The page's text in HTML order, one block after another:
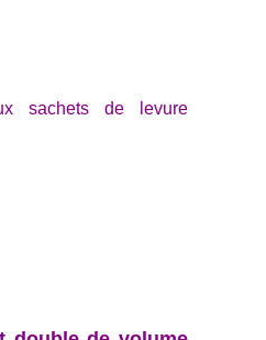
sachets de levure